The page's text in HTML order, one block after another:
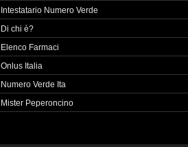
Intestatario Numero Verde
Di chi è?
Elenco Farmaci
Onlus Italia
Numero Verde Ita
Mister Peperoncino